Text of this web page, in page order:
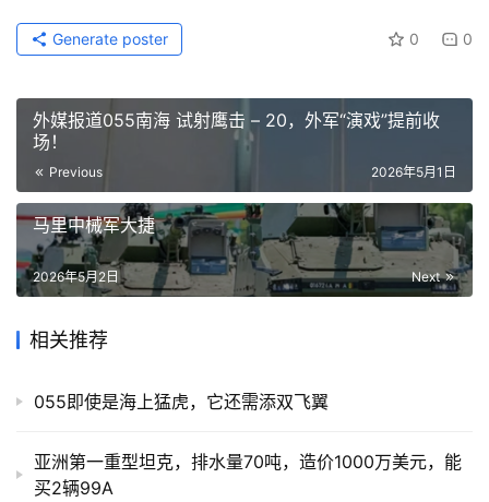
0 0
Generate poster
外媒报道055南海 试射鹰击 – 20，外军“演戏”提前收
场！
Previous 2026年5月1日
马里中械军大捷
Next
2026年5月2日
相关推荐
055即使是海上猛虎，它还需添双飞翼
亚洲第一重型坦克，排水量70吨，造价1000万美元，能
买2辆99A